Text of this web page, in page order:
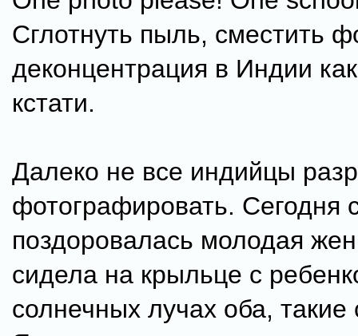
Сглотнуть пыль, сместить
деконцентрация в Индии
кстати.
Далеко не все индийцы
фотографировать. Сегодня
поздоровалась молодая
сидела на крыльце с
солнечных лучах оба,